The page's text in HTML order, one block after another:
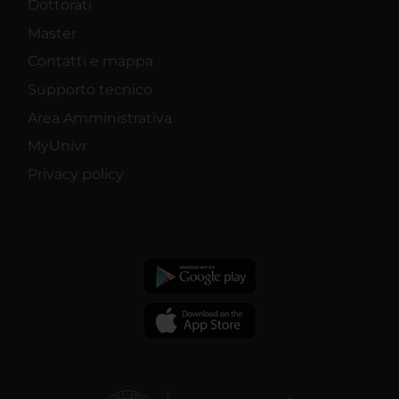
Dottorati
Master
Contatti e mappa
Supporto tecnico
Area Amministrativa
MyUnivr
Privacy policy